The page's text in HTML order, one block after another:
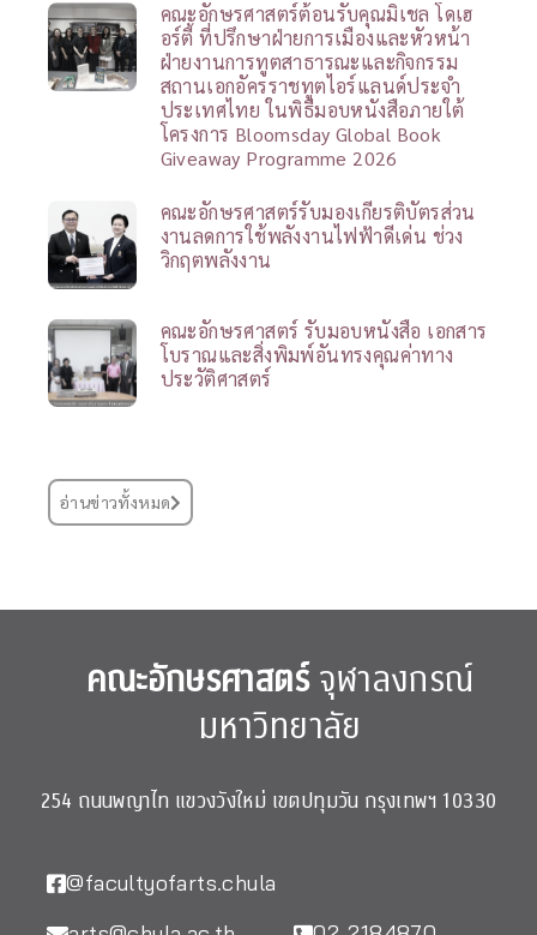
คณะอักษรศาสตร์ต้อนรับคุณมิเชล โดเฮ
อร์ตี้ ที่ปรึกษาฝ่ายการเมืองและหัวหน้า
ฝ่ายงานการทูตสาธารณะและกิจกรรม
สถานเอกอัครราชทูตไอร์แลนด์ประจำ
ประเทศไทย ในพิธีมอบหนังสือภายใต้
โครงการ Bloomsday Global Book
Giveaway Programme 2026
คณะอักษรศาสตร์รับมองเกียรติบัตรส่วน
งานลดการใช้พลังงานไฟฟ้าดีเด่น ช่วง
วิกฤตพลังงาน
คณะอักษรศาสตร์ รับมอบหนังสือ เอกสาร
โบราณและสิ่งพิมพ์อันทรงคุณค่าทาง
ประวัติศาสตร์
อ่านข่าวทั้งหมด
คณะอักษรศาสตร์จุฬาลงกรณ์
มหาวิทยาลัย
254 ถนนพญาไท แขวงวังใหม่ เขตปทุมวัน กรุงเทพฯ 10330
@facultyofarts.chula